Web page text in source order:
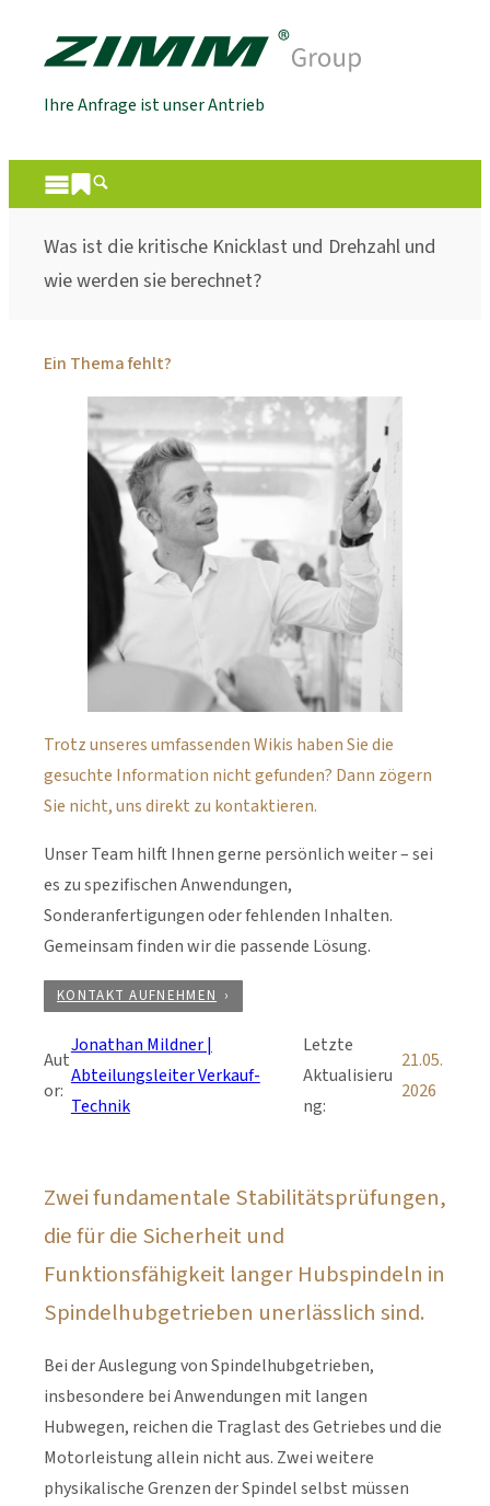
Ihre Anfrage ist unser Antrieb
Was ist die kritische Knicklast und Drehzahl und
wie werden sie berechnet?
Ein Thema fehlt?
Trotz unseres umfassenden Wikis haben Sie die
gesuchte Information nicht gefunden? Dann zögern
Sie nicht, uns direkt zu kontaktieren.
Unser Team hilft Ihnen gerne persönlich weiter – sei
es zu spezifischen Anwendungen,
Sonderanfertigungen oder fehlenden Inhalten.
Gemeinsam finden wir die passende Lösung.
KONTAKT AUFNEHMEN
Aut
or:
Jonathan Mildner |
Abteilungsleiter Verkauf-
Technik
Letzte
Aktualisieru
ng:
21.05.
2026
Zwei fundamentale Stabilitätsprüfungen,
die für die Sicherheit und
Funktionsfähigkeit langer Hubspindeln in
Spindelhubgetrieben unerlässlich sind.
Bei der Auslegung von Spindelhubgetrieben,
insbesondere bei Anwendungen mit langen
Hubwegen, reichen die Traglast des Getriebes und die
Motorleistung allein nicht aus. Zwei weitere
physikalische Grenzen der Spindel selbst müssen